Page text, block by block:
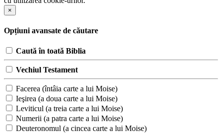
×
Opțiuni avansate de căutare
Caută în toată Biblia
Vechiul Testament
Facerea (întâia carte a lui Moise)
Ieşirea (a doua carte a lui Moise)
Leviticul (a treia carte a lui Moise)
Numerii (a patra carte a lui Moise)
Deuteronomul (a cincea carte a lui Moise)